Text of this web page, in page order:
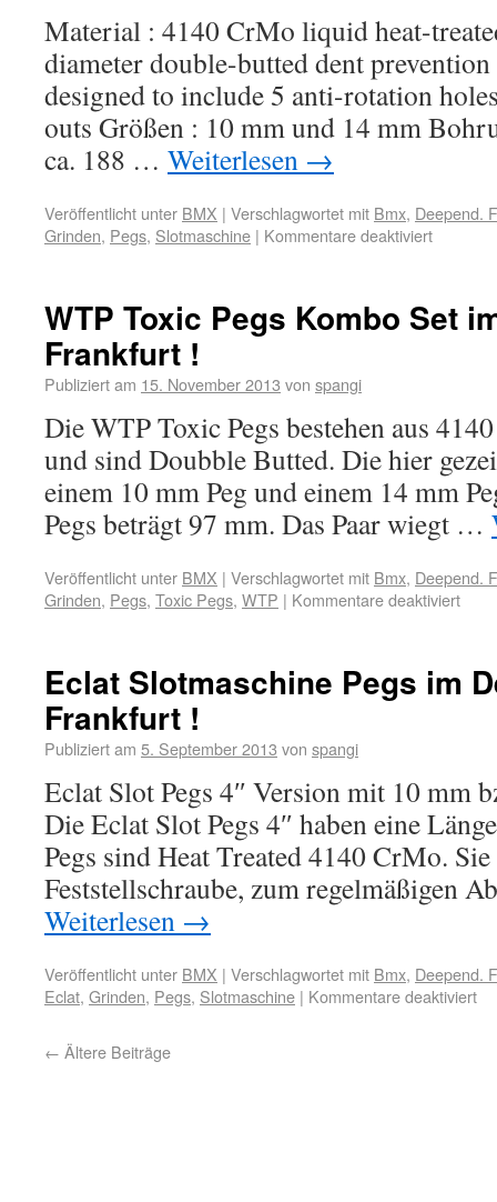
Material : 4140 CrMo liquid heat-
diameter double-butted dent
designed to include 5 anti-rotation
outs Größen : 10 mm und 14 mm
ca. 188 … Weiterlesen →
Veröffentlicht unter BMX | Verschlagwortet mit Bmx, Deepend.
Grinden, Pegs, Slotmaschine | Kommentare deaktiviert
WTP Toxic Pegs Kombo Set
Frankfurt !
Publiziert am 15. November 2013 von spangi
Die WTP Toxic Pegs bestehen aus
und sind Doubble Butted. Die hier
einem 10 mm Peg und einem 14 mm
Pegs beträgt 97 mm. Das Paar wiegt …
Veröffentlicht unter BMX | Verschlagwortet mit Bmx, Deepend.
Grinden, Pegs, Toxic Pegs, WTP | Kommentare deaktiviert
Eclat Slotmaschine Pegs im
Frankfurt !
Publiziert am 5. September 2013 von spangi
Eclat Slot Pegs 4″ Version mit 10 mm
Die Eclat Slot Pegs 4″ haben eine
Pegs sind Heat Treated 4140 CrMo.
Feststellschraube, zum regelmäßigen
Weiterlesen →
Veröffentlicht unter BMX | Verschlagwortet mit Bmx, Deepend.
Eclat, Grinden, Pegs, Slotmaschine | Kommentare deaktiviert
← Ältere Beiträge